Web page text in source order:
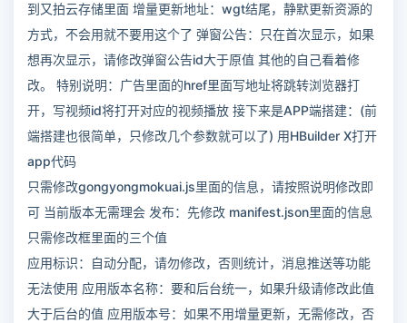
到又拍云存储里面 增量更新地址：wgt结尾，静默更新资源的
方式，不会用就不要用这个了 弹窗公告：只在首次显示，如果
想再次显示，请修改弹窗公告id大于原值 其他的自己看着修
改。 特别说明：广告里面的href里面写地址将跳转浏览器打
开，写视频id将打开对应的视频播放 接下来是APP端搭建：(前
端搭建也很简单，只修改几个参数就可以了) 用HBuilder X打开
app代码
只需修改gongyongmokuai.js里面的信息，请按照说明修改即
可 当前版本无需理会 发布：先修改 manifest.json里面的信息
只需修改框里面的三个值
应用标识：自动分配，请勿修改，否则统计，消息推送等功能
无法使用 应用版本名称：要和后台统一，如果升级请修改此值
大于后台的值 应用版本号：如果不用增量更新，无需修改，否